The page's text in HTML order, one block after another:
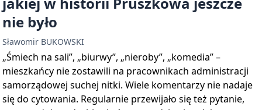
nie było
Sławomir BUKOWSKI
„Śmiech na sali”, „biurwy”, „nieroby”, „komedia” –
mieszkańcy nie zostawili na pracownikach administracji
samorządowej suchej nitki. Wiele komentarzy nie nadaje
się do cytowania. Regularnie przewijało się też pytanie,